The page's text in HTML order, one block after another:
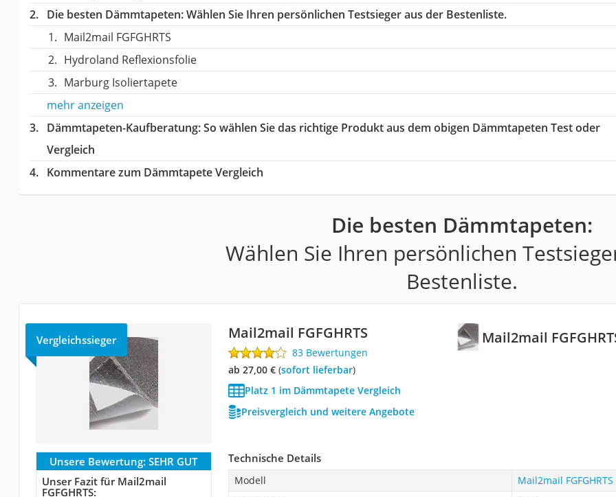
Die besten Dämmtapeten:Wählen Sie Ihren persönlichen Testsieger aus der Bestenliste.
Mail2mail FGFGHRTS
Hydroland Reflexionsfolie
Marburg Isoliertapete
mehr anzeigen
Dämmtapeten-Kaufberatung: So wählen Sie das richtige Produkt aus dem obigen Dämmtapeten Test oder
Vergleich
Kommentare zum Dämmtapete Vergleich
Die besten Dämmtapeten:
Wählen Sie Ihren persönlichen
Bestenliste.
Mail2mail
Vergleichssieger Mail2mail FGFGHRTS
83 Bewertungen
ab 27,00 €( Sofort lieferbar)
Platz 1 im Dämmtapete Vergleich
Preisvergleich und weitere Angebote
Unsere Bewertung: SEHR GUT
Unser Fazit für Mail2mail
FGFGHRTS:
Technische Details
Modell
Mail2mail FGFGHRTS